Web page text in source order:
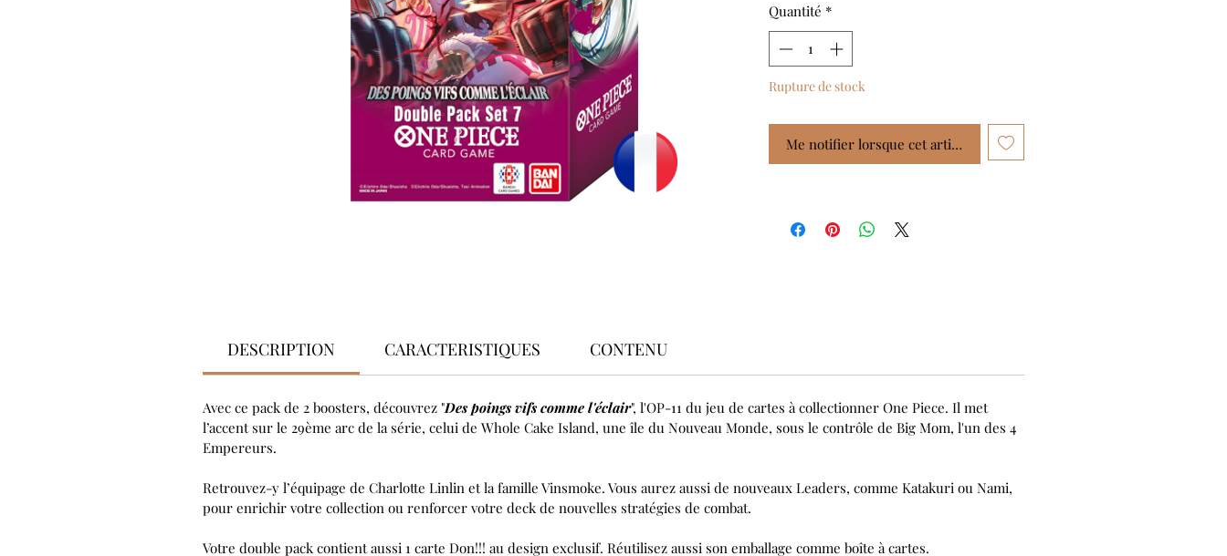
Quantité *
Rupture de stock
Me notifier lorsque cet article est disponible
DESCRIPTION CARACTERISTIQUES CONTENU
Avec ce pack de 2 boosters, découvrez "Des poings vifs comme l'éclair", l'OP-11 du jeu de cartes à collectionner One Piece. Il met
l’accent sur le 29ème arc de la série, celui de Whole Cake Island, une île du Nouveau Monde, sous le contrôle de Big Mom, l'un des 4
Empereurs.
Retrouvez-y l’équipage de Charlotte Linlin et la famille Vinsmoke. Vous aurez aussi de nouveaux Leaders, comme Katakuri ou Nami,
pour enrichir votre collection ou renforcer votre deck de nouvelles stratégies de combat.
Votre double pack contient aussi 1 carte Don!!! au design exclusif. Réutilisez aussi son emballage comme boîte à cartes.